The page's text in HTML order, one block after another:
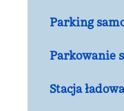
Parking
Parkowanie
Stacja